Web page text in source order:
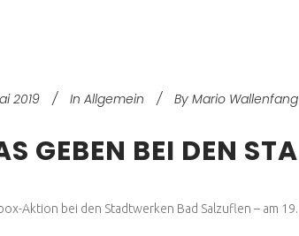
2019 In Allgemein By Mario Wallenfang
GEBEN BEI DEN
Aktion bei den Stadtwerken Bad Salzuflen – am